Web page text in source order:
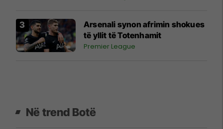
Arsenali synon afrimin shokues
të yllit të Totenhamit
Premier League
Në trend Botë